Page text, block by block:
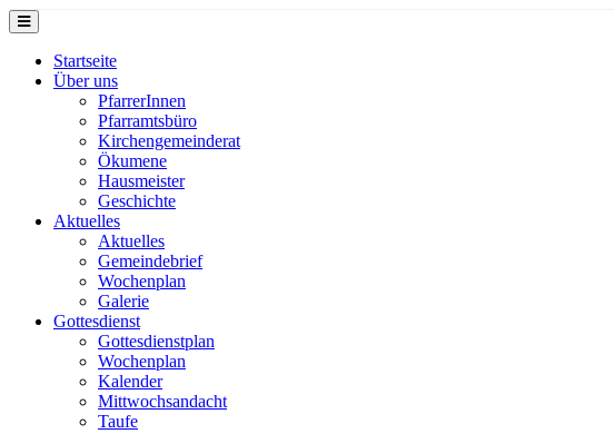
Startseite
Über uns
PfarrerInnen
Pfarramtsbüro
Kirchengemeinderat
Ökumene
Hausmeister
Geschichte
Aktuelles
Aktuelles
Gemeindebrief
Wochenplan
Galerie
Gottesdienst
Gottesdienstplan
Wochenplan
Kalender
Mittwochsandacht
Taufe